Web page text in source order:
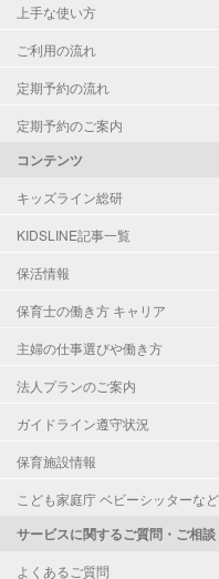
上手な使い方
ご利用の流れ
定期予約の流れ
定期予約のご案内
コンテンツ
キッズライン総研
KIDSLINE記事一覧
保活情報
保育士の働き方 キャリア
主婦の仕事選びや働き方
法人プランのご案内
ガイドライン遵守状況
保育施設情報
こども家庭庁 ベビーシッターな
サービスに関するご質問・ご相談
よくあるご質問